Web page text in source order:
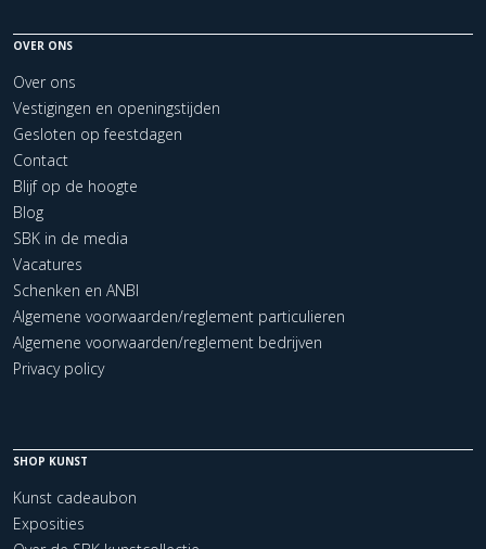
OVER ONS
Over ons
Vestigingen en openingstijden
Gesloten op feestdagen
Contact
Blijf op de hoogte
Blog
SBK in de media
Vacatures
Schenken en ANBI
Algemene voorwaarden/reglement particulieren
Algemene voorwaarden/reglement bedrijven
Privacy policy
SHOP KUNST
Kunst cadeaubon
Exposities